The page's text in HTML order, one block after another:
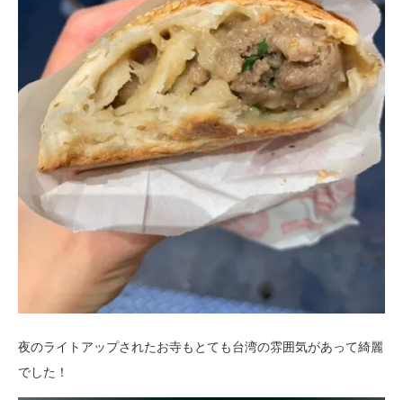
夜のライトアップされたお寺もとても台湾の雰囲気があって綺麗
でした！